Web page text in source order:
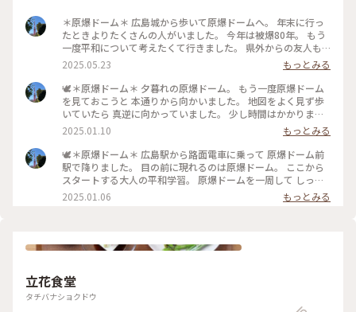
＊原爆ドーム＊ 広島城から歩いて原爆ドームへ。 年末に行っ
たときよりたくさんの人がいました。 今年は被爆80年。 もう
一度平和について考えたくて行きました。 県外からの友人も
付き合ってくれて 2人で平和学習に出掛けました。 近くのバラ
がすごく綺麗に咲いていました。 #私のことりっぷ旅 #初夏の
広島旅2025 #日帰り旅 #ことりっぷ広島 #広島 #原爆ドーム #
続平和について考える旅
2025.05.23
もっとみる
🕊️＊原爆ドーム＊ 夕暮れの原爆ドーム。 もう一度原爆ドーム
を見ておこうと 本通りから向かいました。 地図をよく見ず歩
いていたら 真逆に向かっていました。 少し時間はかかりまし
たが なんとか真っ暗になる前に到着しました。 一日いろんな
場所で学んだ後に見る原爆ドーム。 うまく言葉では表せませ
んが 悲しさや苦しさや人々の痛みすら全部抱えて そこに建っ
ている気がしました。 -------------------- ここからは私が平和
学習で思ったことを。 今回、起きた事実はいろいろ目にしま
したが なんのために戦争をしたのか なんで原爆を落としたの
かは 知る機会がありませんでした。 帰ってからたくさん調べ
ている人すら平和を願っていて だから願うだけでは平和な世
築くもの 平和学習から2週間考えてこの結論に至りました。 自
分の考えをしっかり持つこと 考えを相手に伝えること 相手の
考えを受け止めること これを繰り返してお互いを理解し合い
2025.01.10
もっとみる
🕊️＊原爆ドーム＊ 広島駅から路面電車に乗って 原爆ドーム前
駅で降りました。 目の前に現れるのは原爆ドーム。 ここから
スタートする大人の平和学習。 原爆ドームを一周して しっか
り目に焼き付けました。 #私のことりっぷ旅 #冬の広島旅2024
#日帰り旅 #ひとり旅 #広島 #原爆ドーム #平和について考える
2025.01.06 もっとみる
立花食堂
タチバナショクドウ